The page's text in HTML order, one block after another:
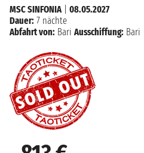
MSC SINFONIA| 08.05.2027
Dauer: 7 nächte
Abfahrt von: Bari Ausschiffung: Bari